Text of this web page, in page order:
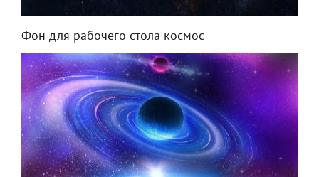
Фон для рабочего стола космос